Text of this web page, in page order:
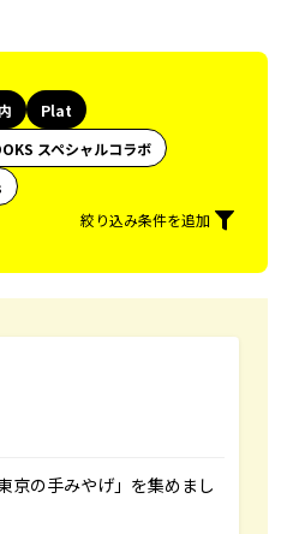
Plat
スペシャルコラボ
絞り込み条件を追加
京の手みやげ」を集めまし